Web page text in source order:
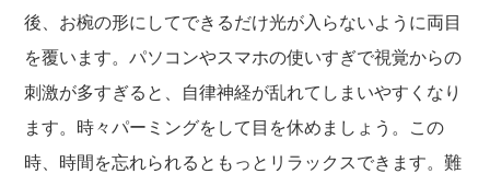
後、お椀の形にしてできるだけ光が入らないように両目
を覆います。パソコンやスマホの使いすぎで視覚からの
刺激が多すぎると、自律神経が乱れてしまいやすくなり
ます。時々パーミングをして目を休めましょう。この
時、時間を忘れられるともっとリラックスできます。難